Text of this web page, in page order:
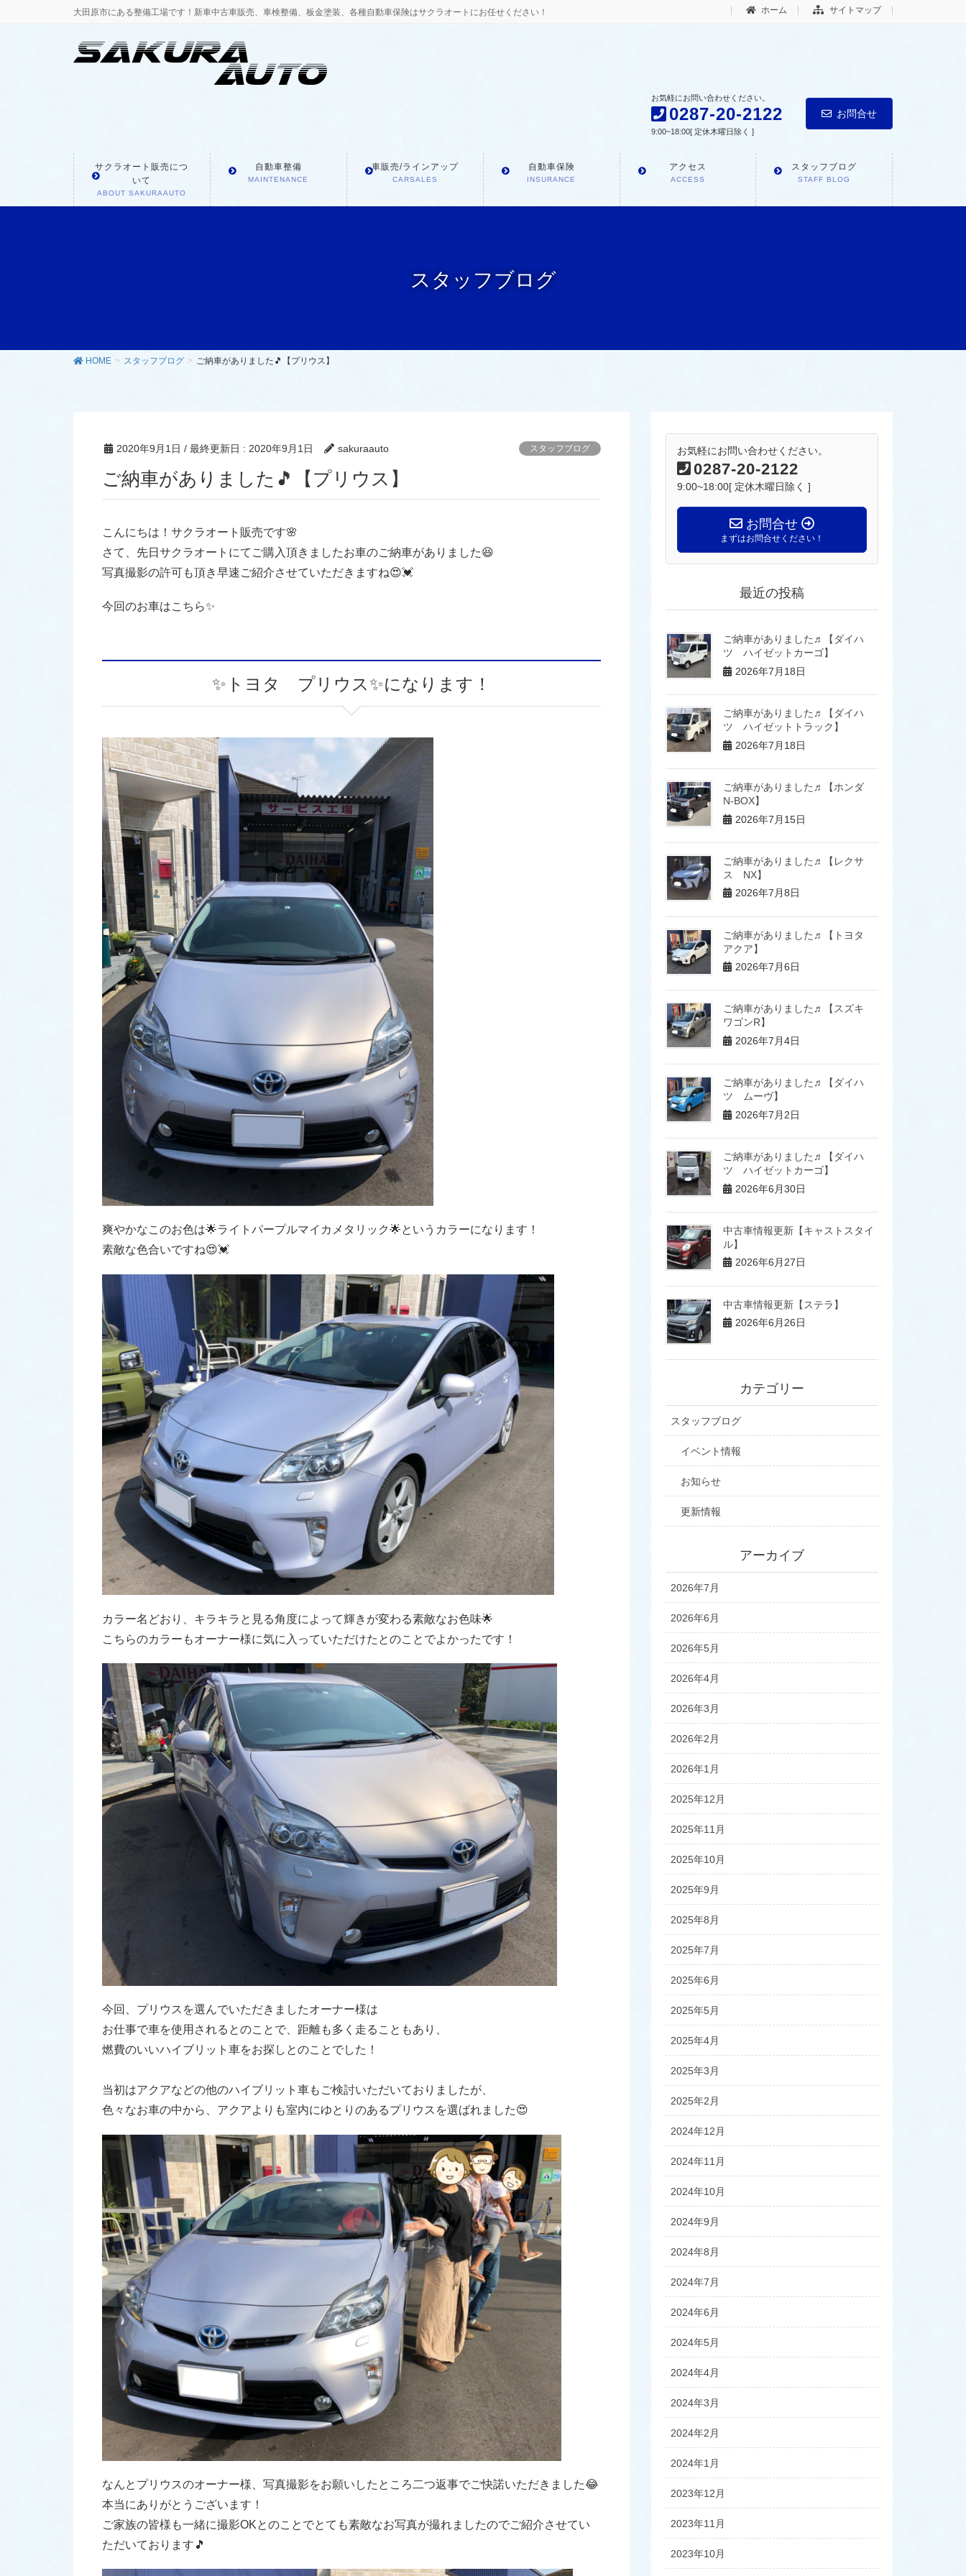
大田原市にある整備工場です！新車中古車販売、車検整備、板金塗装、各種自動車保険はサクラオートにお任せください！ ホーム サイトマップ
お気軽にお問い合わせください。
0287-20-2122
9:00~18:00[ 定休木曜日除く ]
お問合せ
サクラオート販売につ
いて
ABOUT SAKURAAUTO
自動車整備
MAINTENANCE
車販売/ラインアップ
CARSALES
自動車保険
INSURANCE
アクセス
ACCESS
スタッフブログ
STAFF BLOG
スタッフブログ
HOME スタッフブログ ご納車がありました🎵【プリウス】
2020年9月1日 / 最終更新日 : 2020年9月1日 sakuraauto スタッフブログ
ご納車がありました🎵【プリウス】
こんにちは！サクラオート販売です🌸
さて、先日サクラオートにてご購入頂きましたお車のご納車がありました😆
写真撮影の許可も頂き早速ご紹介させていただきますね😍💓
今回のお車はこちら✨
✨トヨタ プリウス✨になります！
爽やかなこのお色は🌟ライトパープルマイカメタリック🌟というカラーになります！
素敵な色合いですね😍💓
カラー名どおり、キラキラと見る角度によって輝きが変わる素敵なお色味🌟
こちらのカラーもオーナー様に気に入っていただけたとのことでよかったです！
今回、プリウスを選んでいただきましたオーナー様は
お仕事で車を使用されるとのことで、距離も多く走ることもあり、
燃費のいいハイブリット車をお探しとのことでした！
当初はアクアなどの他のハイブリット車もご検討いただいておりましたが、
色々なお車の中から、アクアよりも室内にゆとりのあるプリウスを選ばれました😍
なんとプリウスのオーナー様、写真撮影をお願いしたところ二つ返事でご快諾いただきました😂
本当にありがとうございます！
ご家族の皆様も一緒に撮影OKとのことでとても素敵なお写真が撮れましたのでご紹介させてい
ただいております🎵
お気軽にお問い合わせください。
0287-20-2122
9:00~18:00[ 定休木曜日除く ]
お問合せ
まずはお問合せください！
最近の投稿
ご納車がありました♬【ダイハ
ツ ハイゼットカーゴ】
2026年7月18日
ご納車がありました♬【ダイハ
ツ ハイゼットトラック】
2026年7月18日
ご納車がありました♬【ホンダ
N-BOX】
2026年7月15日
ご納車がありました♬【レクサ
ス NX】
2026年7月8日
ご納車がありました♬【トヨタ
アクア】
2026年7月6日
ご納車がありました♬【スズキ
ワゴンR】
2026年7月4日
ご納車がありました♬【ダイハ
ツ ムーヴ】
2026年7月2日
ご納車がありました♬【ダイハ
ツ ハイゼットカーゴ】
2026年6月30日
中古車情報更新【キャストスタイ
ル】
2026年6月27日
中古車情報更新【ステラ】
2026年6月26日
カテゴリー
スタッフブログ
イベント情報
お知らせ
更新情報
アーカイブ
2026年7月
2026年6月
2026年5月
2026年4月
2026年3月
2026年2月
2026年1月
2025年12月
2025年11月
2025年10月
2025年9月
2025年8月
2025年7月
2025年6月
2025年5月
2025年4月
2025年3月
2025年2月
2024年12月
2024年11月
2024年10月
2024年9月
2024年8月
2024年7月
2024年6月
2024年5月
2024年4月
2024年3月
2024年2月
2024年1月
2023年12月
2023年11月
2023年10月